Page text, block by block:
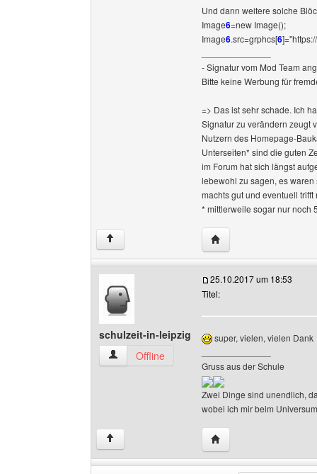
Und dann weitere solche
Image6=new Image();
Image6.src=grphcs[6
- Signatur vom Mod Team
Bitte keine Werbung für
=> Das ist sehr schade. Ich
Signatur zu verändern zeugt
Nutzern des Homepage-
Unterseiten* sind die guten
im Forum hat sich längst
lebewohl zu sagen, es
machts gut und eventuell
* mittlerweile sogar nur noch
↑ Website dieses
schulzeit-in-leipzig
schulzeit-in-leipzig Benutzer-Profile anzeigen
Offline
25.10.2017 um 18:53
Titel:
super, vielen, vielen Dank
Gruss aus der Schule
Zwei Dinge sind unendlich,
wobei ich mir beim
↑ Website dieses